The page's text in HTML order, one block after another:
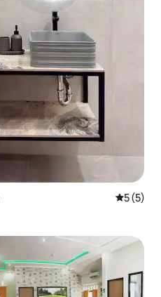
平均评分
5 (5)